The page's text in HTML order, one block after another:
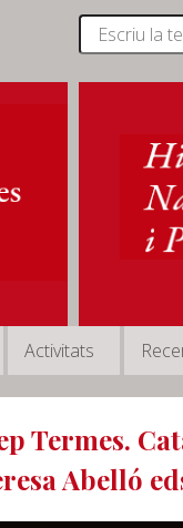
Activitats
Termes.
Abelló